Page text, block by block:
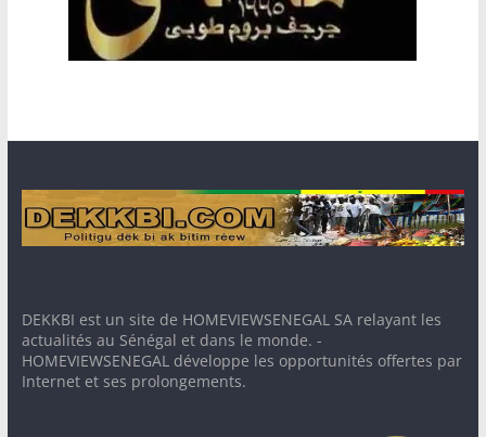
DEKKBI est un site de HOMEVIEWSENEGAL SA relayant les
actualités au Sénégal et dans le monde. -
HOMEVIEWSENEGAL développe les opportunités offertes par
Internet et ses prolongements.